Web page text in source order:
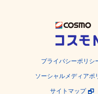
プライバシーポリシ
ソーシャルメディアポ
サイトマップ